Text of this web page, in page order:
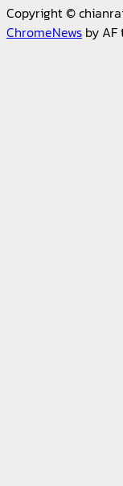
Copyright ©
ChromeNews by AF